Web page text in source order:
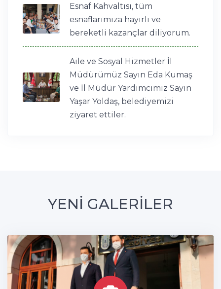
Esnaf Kahvaltısı, tüm
esnaflarımıza hayırlı ve
bereketli kazançlar diliyorum.
Aile ve Sosyal Hizmetler İl
Müdürümüz Sayın Eda Kumaş
ve İl Müdür Yardımcımız Sayın
Yaşar Yoldaş, belediyemizi
ziyaret ettiler.
YENİ GALERİLER